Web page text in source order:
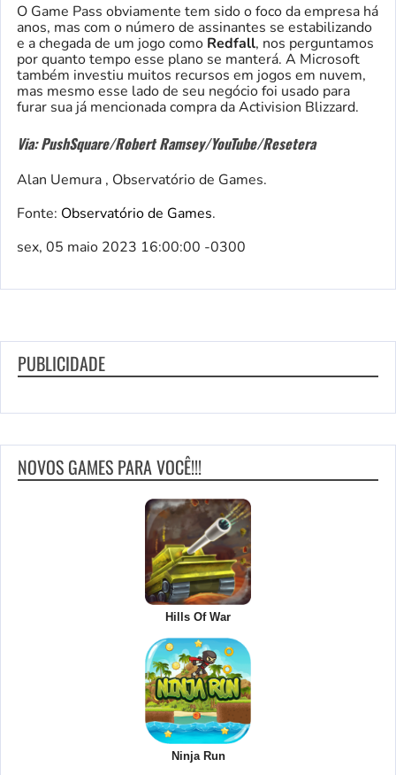
O Game Pass obviamente tem sido o foco da empresa há
anos, mas com o número de assinantes se estabilizando
e a chegada de um jogo como Redfall, nos perguntamos
por quanto tempo esse plano se manterá. A Microsoft
também investiu muitos recursos em jogos em nuvem,
mas mesmo esse lado de seu negócio foi usado para
furar sua já mencionada compra da Activision Blizzard.
Via: PushSquare/Robert Ramsey/YouTube/Resetera
Alan Uemura , Observatório de Games.
Fonte: Observatório de Games.
sex, 05 maio 2023 16:00:00 -0300
PUBLICIDADE
NOVOS GAMES PARA VOCÊ!!!
Hills Of War
Ninja Run